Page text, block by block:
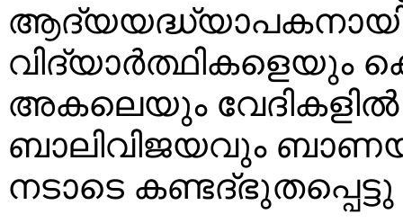
ആദ്യയദ്ധ്യാപകനായി.
അകലെയും
ബാലിവിജയവും
നടാടെ